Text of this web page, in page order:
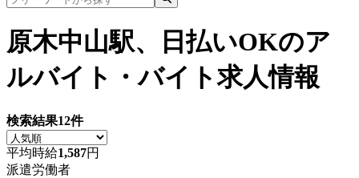
原木中山駅、日払いOKのア
ルバイト・バイト求人情報
検索結果12件
平均時給1,587円
派遣労働者